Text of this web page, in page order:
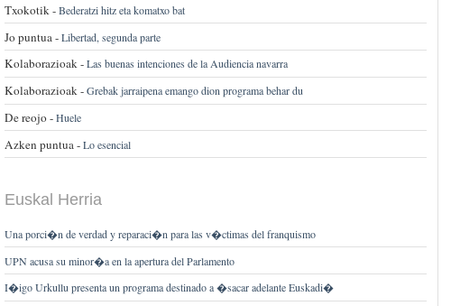
Txokotik -Bederatzi hitz eta komatxo bat
Jo puntua -Libertad, segunda parte
Kolaborazioak -Las buenas intenciones de la Audiencia navarra
Kolaborazioak -Grebak jarraipena emango dion programa behar du
De reojo -Huele
Azken puntua -Lo esencial
Euskal Herria
Una porci�n de verdad y reparaci�n para las v�ctimas del franquismo
UPN acusa su minor�a en la apertura del Parlamento
I�igo Urkullu presenta un programa destinado a �sacar adelante Euskadi�